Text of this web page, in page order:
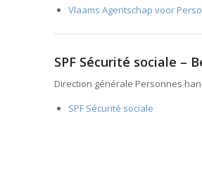
Vlaams Agentschap voor
SPF Sécurité sociale –
Direction générale Personnes
SPF Sécurité sociale